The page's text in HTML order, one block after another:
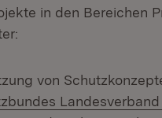
in den Bereichen
von